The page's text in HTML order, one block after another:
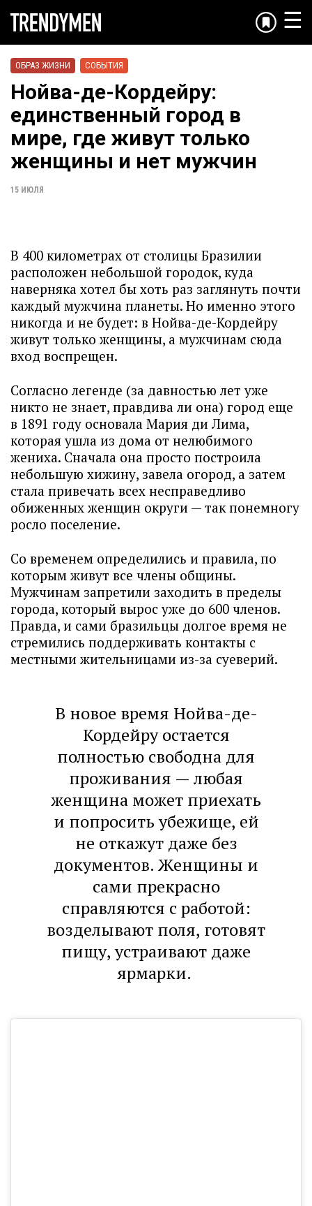
☰
ОБРАЗ ЖИЗНИ СОБЫТИЯ
Нойва-де-Кордейру:
единственный город в
мире, где живут только
женщины и нет мужчин
15 ИЮЛЯ
В 400 километрах от столицы Бразилии
расположен небольшой городок, куда
наверняка хотел бы хоть раз заглянуть почти
каждый мужчина планеты. Но именно этого
никогда и не будет: в Нойва-де-Кордейру
живут только женщины, а мужчинам сюда
вход воспрещен.
Согласно легенде (за давностью лет уже
никто не знает, правдива ли она) город еще
в 1891 году основала Мария ди Лима,
которая ушла из дома от нелюбимого
жениха. Сначала она просто построила
небольшую хижину, завела огород, а затем
стала привечать всех несправедливо
обиженных женщин округи — так понемногу
росло поселение.
Со временем определились и правила, по
которым живут все члены общины.
Мужчинам запретили заходить в пределы
города, который вырос уже до 600 членов.
Правда, и сами бразильцы долгое время не
стремились поддерживать контакты с
местными жительницами из-за суеверий.
В новое время Нойва-де-
Кордейру остается
полностью свободна для
проживания — любая
женщина может приехать
и попросить убежище, ей
не откажут даже без
документов. Женщины и
сами прекрасно
справляются с работой:
возделывают поля, готовят
пищу, устраивают даже
ярмарки.